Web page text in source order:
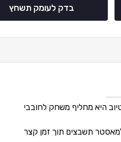
בדק לעומק תשחץ
היא מחליף משחק לחובבי
תשבצים תוך זמן קצר